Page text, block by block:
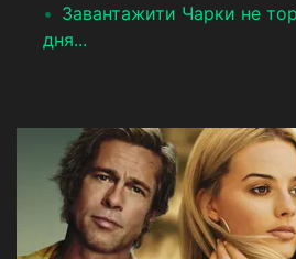
Завантажити Чарки не
дня...